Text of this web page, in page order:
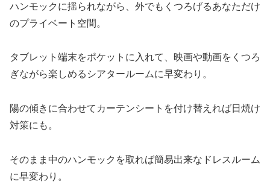
ハンモックに揺られながら、外でもくつろげるあなただけ
のプライベート空間。
タブレット端末をポケットに入れて、映画や動画をくつろ
ぎながら楽しめるシアタールームに早変わり。
陽の傾きに合わせてカーテンシートを付け替えれば日焼け
対策にも。
そのまま中のハンモックを取れば簡易出来なドレスルーム
に早変わり。